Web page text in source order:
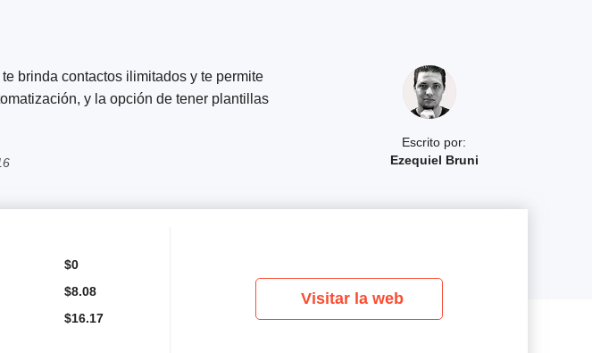
Escrito por:
Ezequiel Bruni
te brinda contactos ilimitados y te permite
y la opción de tener plantillas
$0
$8.08
$16.17
Visitar la web